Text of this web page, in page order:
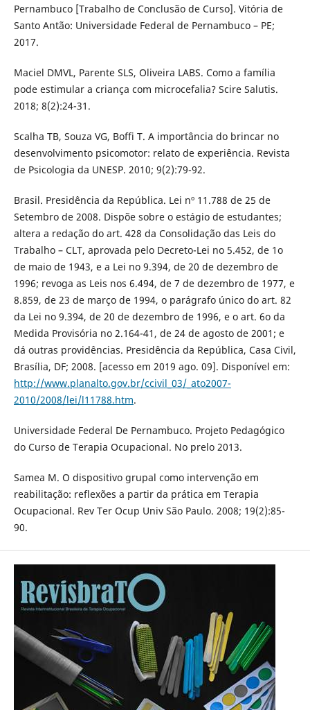
Pernambuco [Trabalho de Conclusão de Curso]. Vitória de
Santo Antão: Universidade Federal de Pernambuco – PE;
2017.
Maciel DMVL, Parente SLS, Oliveira LABS. Como a família
pode estimular a criança com microcefalia? Scire Salutis.
2018; 8(2):24-31.
Scalha TB, Souza VG, Boffi T. A importância do brincar no
desenvolvimento psicomotor: relato de experiência. Revista
de Psicologia da UNESP. 2010; 9(2):79-92.
Brasil. Presidência da República. Lei nº 11.788 de 25 de
Setembro de 2008. Dispõe sobre o estágio de estudantes;
altera a redação do art. 428 da Consolidação das Leis do
Trabalho – CLT, aprovada pelo Decreto-Lei no 5.452, de 1o
de maio de 1943, e a Lei no 9.394, de 20 de dezembro de
1996; revoga as Leis nos 6.494, de 7 de dezembro de 1977, e
8.859, de 23 de março de 1994, o parágrafo único do art. 82
da Lei no 9.394, de 20 de dezembro de 1996, e o art. 6o da
Medida Provisória no 2.164-41, de 24 de agosto de 2001; e
dá outras providências. Presidência da República, Casa Civil,
Brasília, DF; 2008. [acesso em 2019 ago. 09]. Disponível em:
http://www.planalto.gov.br/ccivil_03/_ato2007-
2010/2008/lei/l11788.htm.
Universidade Federal De Pernambuco. Projeto Pedagógico
do Curso de Terapia Ocupacional. No prelo 2013.
Samea M. O dispositivo grupal como intervenção em
reabilitação: reflexões a partir da prática em Terapia
Ocupacional. Rev Ter Ocup Univ São Paulo. 2008; 19(2):85-
90.